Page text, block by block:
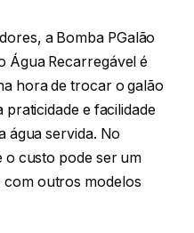
a Bomba PGalão
Água Recarregável é
hora de trocar o galão
praticidade e facilidade
água servida. No
o custo pode ser um
outros modelos